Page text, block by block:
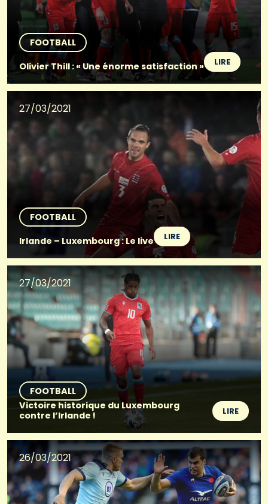
FOOTBALL
Olivier Thill : « Une énorme satisfaction »
LIRE
27/03/2021
FOOTBALL
Irlande – Luxembourg : Le live
LIRE
27/03/2021
FOOTBALL
Victoire historique du Luxembourg
contre l’Irlande !
LIRE
26/03/2021